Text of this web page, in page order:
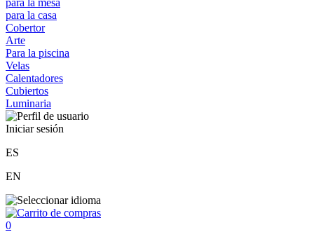
para la mesa
para la casa
Cobertor
Arte
Para la piscina
Velas
Calentadores
Cubiertos
Luminaria
Iniciar sesión
ES
EN
0